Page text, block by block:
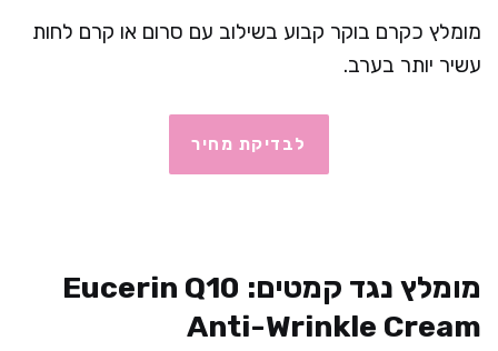
מומלץ כקרם בוקר קבוע בשילוב עם סרום או קרם לחות
עשיר יותר בערב.
לבדיקת מחיר
מומלץ נגד קמטים: Eucerin Q10
Anti-Wrinkle Cream